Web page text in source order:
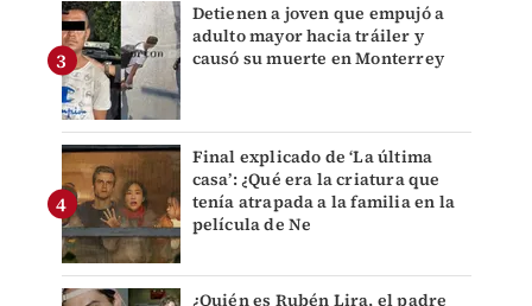
Detienen a joven que empujó a
adulto mayor hacia tráiler y
causó su muerte en Monterrey
Final explicado de ‘La última
casa’: ¿Qué era la criatura que
tenía atrapada a la familia en la
película de Ne
¿Quién es Rubén Lira, el padre